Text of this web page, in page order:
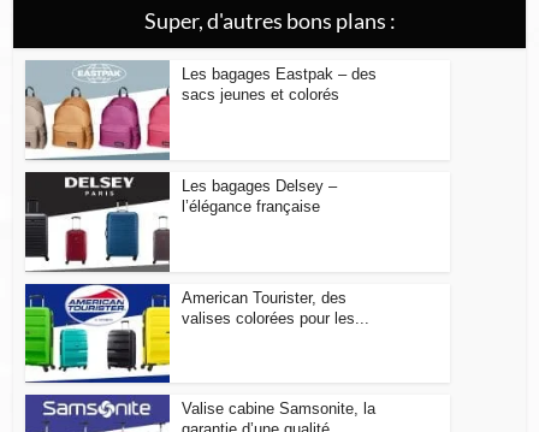
Super, d'autres bons plans :
Les bagages Eastpak – des
sacs jeunes et colorés
Les bagages Delsey –
l’élégance française
American Tourister, des
valises colorées pour les...
Valise cabine Samsonite, la